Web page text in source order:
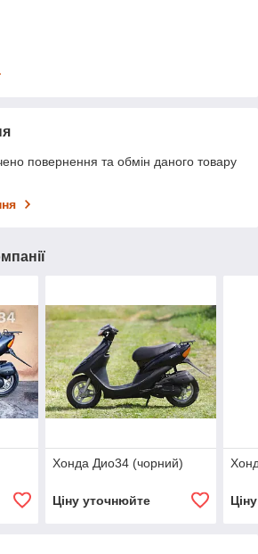
повернення та обмін даного товару
Хонда Дио34 (чорний)
Ціну уточнюйте